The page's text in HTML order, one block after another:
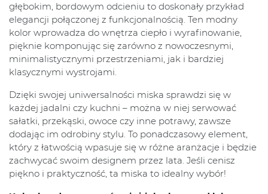
głębokim, bordowym odcieniu to doskonały przykład
elegancji połączonej z funkcjonalnością. Ten modny
kolor wprowadza do wnętrza ciepło i wyrafinowanie,
pięknie komponując się zarówno z nowoczesnymi,
minimalistycznymi przestrzeniami, jak i bardziej
klasycznymi wystrojami.
Dzięki swojej uniwersalności miska sprawdzi się w
każdej jadalni czy kuchni – można w niej serwować
sałatki, przekąski, owoce czy inne potrawy, zawsze
dodając im odrobiny stylu. To ponadczasowy element,
który z łatwością wpasuje się w różne aranżacje i będzie
zachwycać swoim designem przez lata. Jeśli cenisz
piękno i praktyczność, ta miska to idealny wybór!